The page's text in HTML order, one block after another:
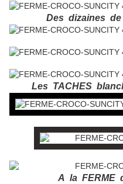
Des dizaines de
Les TACHES
A la FERME